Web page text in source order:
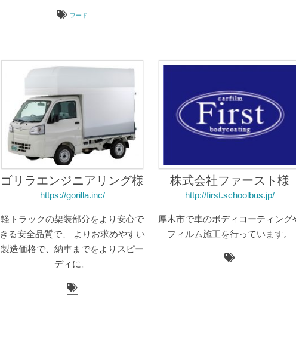
フード
ゴリラエンジニアリング様
https://gorilla.inc/
軽トラックの架装部分をより安心で
きる安全品質で、 よりお求めやすい
製造価格で、納車までをよりスピー
ディに。
株式会社ファースト様
http://first.schoolbus.jp/
厚木市で車のボディコーティング
フィルム施工を行っています。